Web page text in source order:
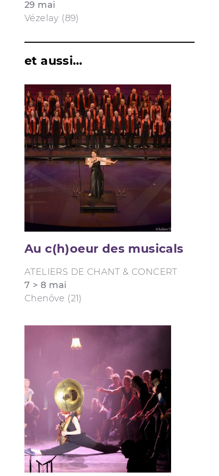
29 mai
Vézelay (89)
et aussi…
Au c(h)oeur des musicals
ATELIERS DE CHANT & CONCERT
7 > 8 mai
Chenôve (21)